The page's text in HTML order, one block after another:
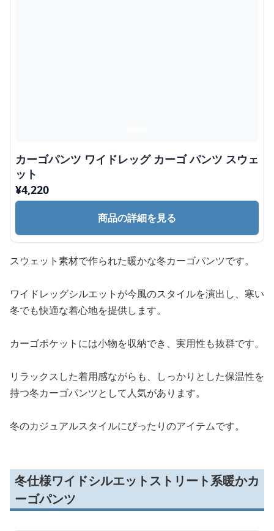
カーゴパンツ ワイドレッグ カーゴ パンツ スウェ
ット
¥4,220
商品の詳細を見る
スウェット素材で作られた暖かな冬カーゴパンツです。
ワイドレッグシルエットが今風のスタイルを演出し、寒い
冬でも快適な着心地を提供します。
カーゴポケットには小物を収納でき、実用性も抜群です。
リラックスした着用感ながらも、しっかりとした保温性を
持つ冬カーゴパンツとして人気があります。
冬のカジュアルスタイルにぴったりのアイテムです。
冬仕様ワイドシルエットストリート系暖かカ
ーゴパンツ